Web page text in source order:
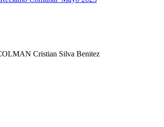
Cristian Silva Benitez